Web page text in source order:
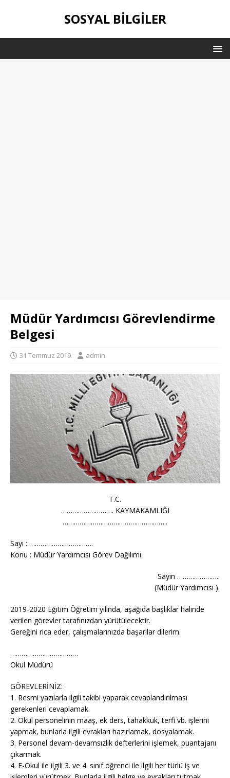
SOSYAL BILGILER
Müdür Yardımcısı Görevlendirme
Belgesi
31 Temmuz 2019 admin
T.C.
………………………. KAYMAKAMLIĞI
………………………………………………..
Sayı : …………………………….
Konu : Müdür Yardımcısı Görev Dağılımı.
Sayın …………………..
(Müdür Yardımcısı ).
2019-2020 Eğitim Öğretim yılında, aşağıda başlıklar halinde
verilen görevler tarafınızdan yürütülecektir.
Gereğini rica eder, çalışmalarınızda başarılar dilerim.
………………………………
Okul Müdürü
GÖREVLERİNİZ:
1. Resmi yazılarla ilgili takibi yaparak cevaplandırılması
gerekenleri cevaplamak.
2. Okul personelinin maaş, ek ders, tahakkuk, terfi vb. işlerini
yapmak, bunlarla ilgili evrakları hazırlamak, dosyalamak.
3. Personel devam-devamsızlık defterlerini işlemek, puantajanı
çıkarmak.
4. E-Okul ile ilgili 3. ve 4. sınıf öğrenci ile ilgili her türlü iş ve